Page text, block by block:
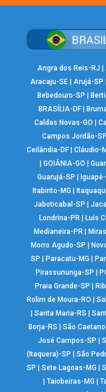
Angra dos Reis-RJ
Aracaju-SE |Arujá-SP
Bebedouro-SP
BRASÍLIA-DF|
Caldas Novas-GO
|
Campos Jordão-SP
Ceilândia-DF| Cláudio-
GOIÂNIA-GO
Guarujá-SP
Itabirito-MG
Jaboticabal-SP
Londrina-PR| Luís
Medianeira-PR
Morro Agudo-SP
SP
Paracatu-MG
Pirassununga-SP
Praia Grande-SP
Rolim de Moura-RO
|Santa Maria-RS |
Borja-RS
|São
José Campos-SP
|
(Itaquera)-SP
|São
SP
|Sete Lagoas-MG |
Taiobeiras-MG